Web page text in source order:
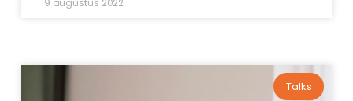
19 augustus 2022
Talks